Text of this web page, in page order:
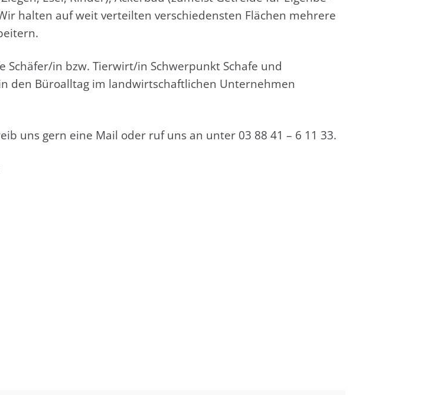
hal­ten auf weit ver­teil­ten ver­schie­dens­ten Flä­chen meh­re­re
in bzw. Tierwirt/in Schwer­punkt Scha­fe und
den Büro­all­tag im land­wirt­schaft­li­chen Unter­neh­men
uns gern eine Mail oder ruf uns an unter 03 88 41 – 6 11 33.